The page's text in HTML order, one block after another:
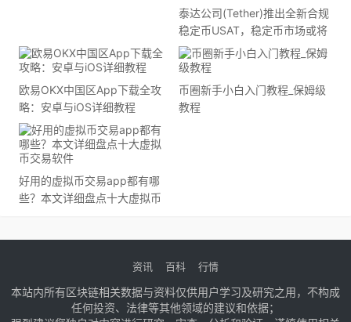
泰达公司(Tether)推出全新合规
稳定币USAT，稳定币市场或将
重塑
欧易OKX中国区App下载全攻
略：安卓与iOS详细教程
币圈新手小白入门教程_保姆级
教程
好用的虚拟币交易app都有哪
些？本文详细盘点十大虚拟币
资讯 百科 行情
本站内所有区块链相关数据与资料仅供用户学习及研究之用，不构成
任何投资、法律等其他领域的建议和依据；